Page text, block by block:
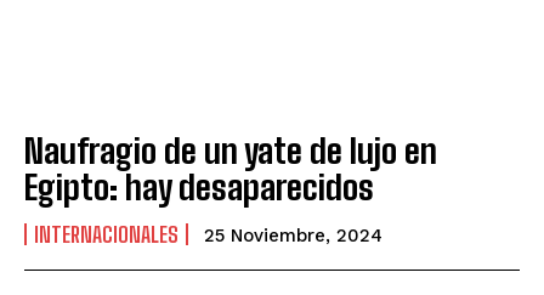
Naufragio de un yate de lujo en
Egipto: hay desaparecidos
INTERNACIONALES 25 Noviembre, 2024